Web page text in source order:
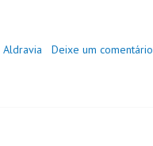
Aldravia Deixe um comentário